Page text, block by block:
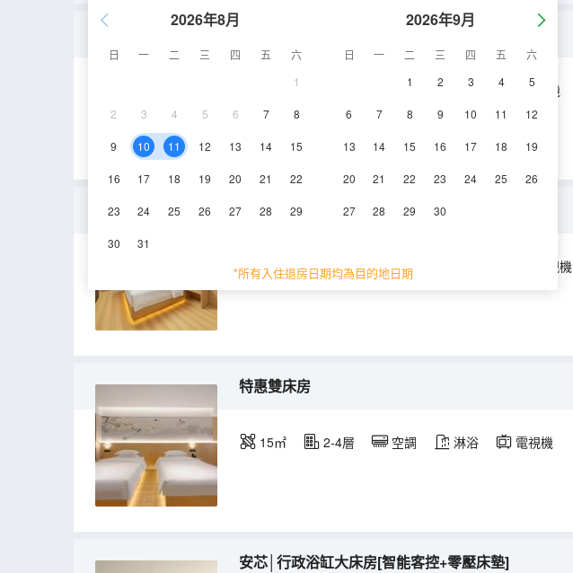
2026年8月
日 一 二 三 四 五
六
1
2 3 4 5 6 7 8
9 10 11 12 13 14 15
16 17 18 19 20 21 22
23 24 25 26 27 28 29
30 31
2026年9月
日 一 二 三 四 五
六
1
2 3 4 5
6 7 8 9 10 11 12
13 14 15 16 17 18 19
20 21 22 23 24 25 26
27 28 29 30
*所有入住退房日期均為目的地日期
安芯│智能親子家庭房【智能客控+零壓床墊】
20-30㎡ 空調 淋浴 電視機
安芯│特惠大床房[智能客控+零壓床墊]
15-25㎡ 2-4層 空調 電視機
特惠雙床房
15㎡ 2-4層 空調 淋浴 電視機
安芯│行政浴缸大床房[智能客控+零壓床墊]